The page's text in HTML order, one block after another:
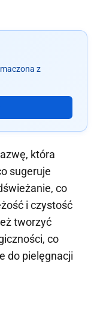
z
która
sugeruje
co
i czystość
tworzyć
co
do pielęgnacji